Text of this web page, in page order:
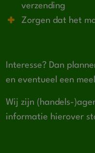
verzending
Zorgen dat het
Interesse? Dan
en eventueel een
Wij zijn (handels-
informatie hierover